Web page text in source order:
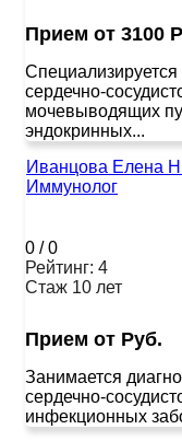
Прием от 3100
сердечно-
мочевыводящих
эндокринных...
Иванцова Елена
Иммунолог
0 /0
Рейтинг: 4
Стаж 10 лет
Прием от Руб.
Занимается
сердечно-
инфекционных